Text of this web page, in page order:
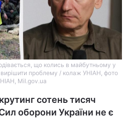
що колись в майбутньому у
проблему / колаж УНІАН, фото
Mil.gov.ua
сотень тисяч
оборони України не є